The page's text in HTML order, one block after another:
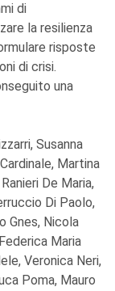
di
la resilienza
risposte
di crisi.
una
Susanna
Martina
De Maria,
Di Paolo,
Gnes, Nicola
Maria
Veronica Neri,
Poma, Mauro